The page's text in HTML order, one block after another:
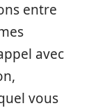
entre
avec
vous